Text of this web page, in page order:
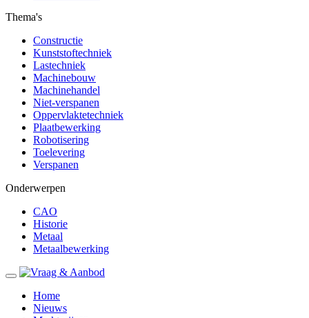
Thema's
Constructie
Kunststoftechniek
Lastechniek
Machinebouw
Machinehandel
Niet-verspanen
Oppervlaktetechniek
Plaatbewerking
Robotisering
Toelevering
Verspanen
Onderwerpen
CAO
Historie
Metaal
Metaalbewerking
Home
Nieuws